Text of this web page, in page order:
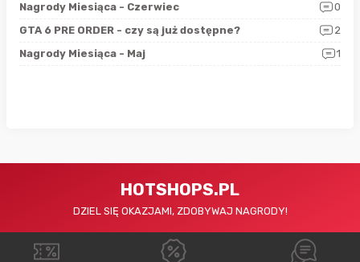
Nagrody Miesiąca - Czerwiec
0
GTA 6 PRE ORDER - czy są już dostępne?
2
Nagrody Miesiąca - Maj
1
HOTSHOPS.PL
DZIEL SIĘ OKAZJAMI, ZDOBYWAJ NAGRODY!